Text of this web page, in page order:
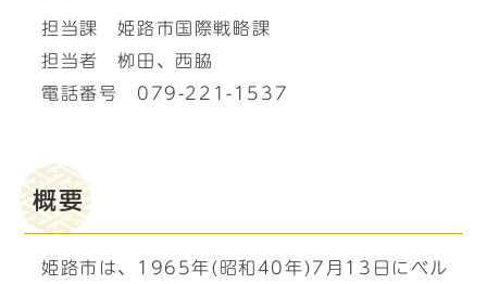
担当課 姫路市国際戦略課
担当者 栁田、西脇
電話番号 079-221-1537
概要
姫路市は、1965年(昭和40年)7月13日にベル